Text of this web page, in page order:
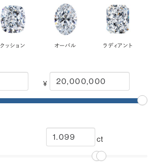
クッション オーバル ラディアント
¥
ct